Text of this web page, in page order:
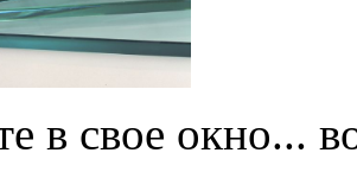
в свое окно...